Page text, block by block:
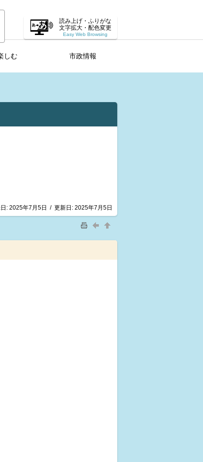
読み上げ・ふりがな
文字拡大・配色変更
Easy Web Browsing
しむ 市政情報
: 2025年7月5日 / 更新日: 2025年7月5日